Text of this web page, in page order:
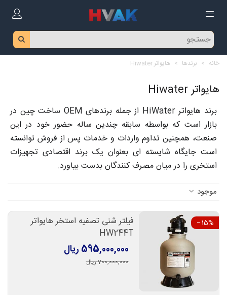
خانه > برندها > هایواتر Hiwater
هایواتر Hiwater
برند هایواتر HiWater از جمله برندهای OEM ساخت چین در
بازار است که بواسطه سابقه چندین ساله حضور خود در این
صنعت، همچنین تداوم واردات و خدمات پس از فروش توانسته
است جایگاه شایسته ای بعنوان یک برند اقتصادی تجهیزات
استخری را در میان مصرف کنندگان بدست بیاورد.
موجود
‎−15%
فیلتر شنی تصفیه استخر هایواتر
HW244T
595,000,000 ریال
700,000,000 ریال